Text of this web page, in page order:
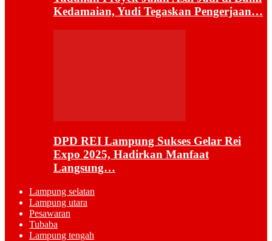
Kedamaian, Yudi Tegaskan Pengerjaan…
DPD REI Lampung Sukses Gelar Rei
Expo 2025, Hadirkan Manfaat
Langsung…
Lampung selatan
Lampung utara
Pesawaran
Tubaba
Lampung tengah